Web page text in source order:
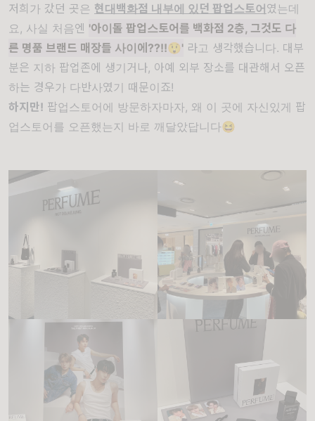
저희가 갔던 곳은 현대백화점 내부에 있던 팝업스토어였는데
요, 사실 처음엔 '아이돌 팝업스토어를 백화점 2층, 그것도 다
른 명품 브랜드 매장들 사이에??!!😲' 라고 생각했습니다. 대부
분은 지하 팝업존에 생기거나, 아예 외부 장소를 대관해서 오픈
하는 경우가 다반사였기 때문이죠!
하지만! 팝업스토어에 방문하자마자, 왜 이 곳에 자신있게 팝
업스토어를 오픈했는지 바로 깨달았답니다😆